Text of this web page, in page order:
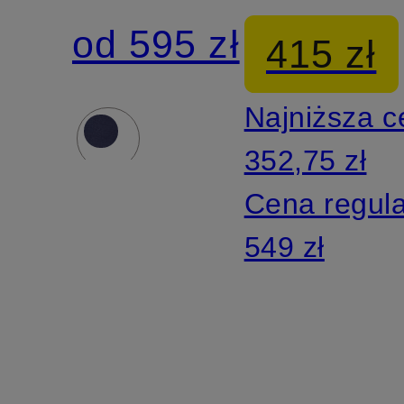
garnituru
PER
Modern
od 595 zł
Modern
Fit415 zł
Najniższa
352,75 zł
Cena
549 zł